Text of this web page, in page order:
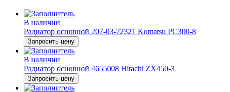
В наличии
Радиатор основной 207-03-72321 Komatsu PC300-8
Запросить цену
В наличии
Радиатор основной 4655008 Hitachi ZX450-3
Запросить цену